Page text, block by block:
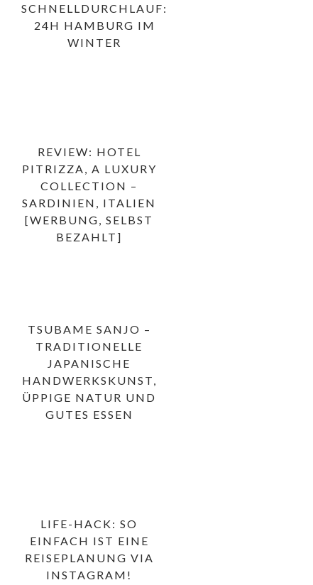
SCHNELLDURCHLAUF:
24H HAMBURG IM
WINTER
REVIEW: HOTEL
PITRIZZA, A LUXURY
COLLECTION –
SARDINIEN, ITALIEN
[WERBUNG, SELBST
BEZAHLT]
TSUBAME SANJO –
TRADITIONELLE
JAPANISCHE
HANDWERKSKUNST,
ÜPPIGE NATUR UND
GUTES ESSEN
LIFE-HACK: SO
EINFACH IST EINE
REISEPLANUNG VIA
INSTAGRAM!